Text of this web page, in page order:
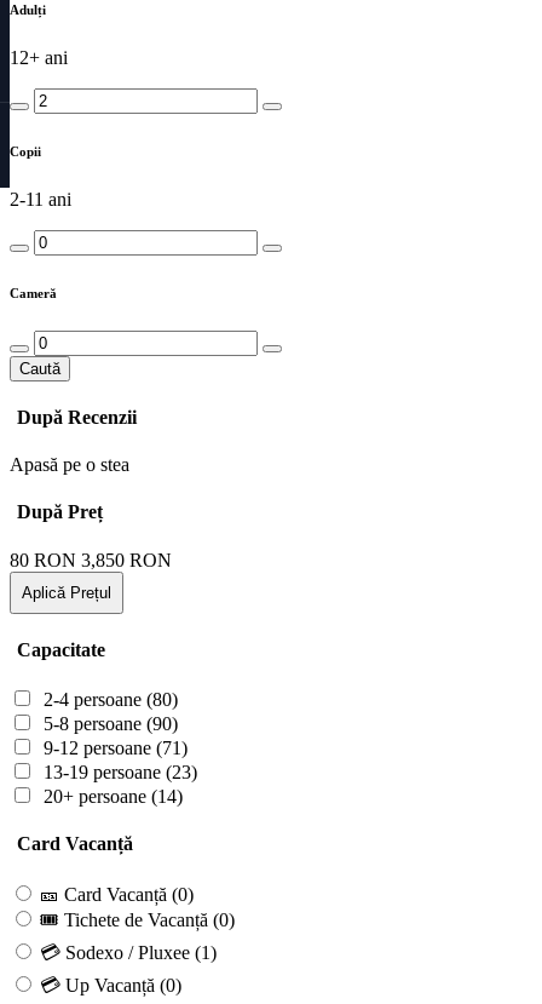
Adulți
12+ ani
Copii
2-11 ani
Cameră
Caută
După Recenzii
Apasă pe o stea
După Preț
80 RON 3,850 RON
Aplică Prețul
Capacitate
2-4 persoane (80)
5-8 persoane (90)
9-12 persoane (71)
13-19 persoane (23)
20+ persoane (14)
Card Vacanță
🎫 Card Vacanță (0)
🎟 Tichete de Vacanță (0)
💳 Sodexo / Pluxee (1)
💳 Up Vacanță (0)